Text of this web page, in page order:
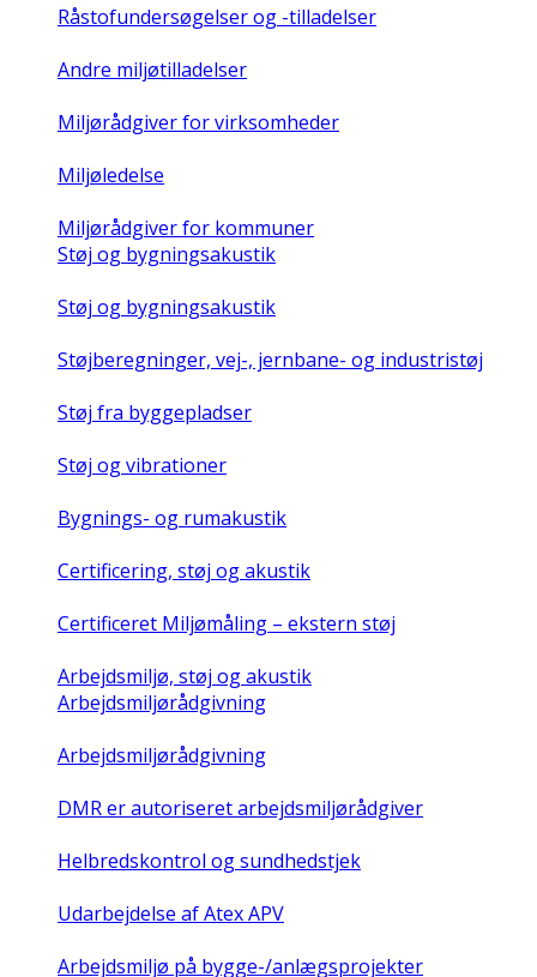
Råstofundersøgelser og -tilladelser
Andre miljøtilladelser
Miljørådgiver for virksomheder
Miljøledelse
Miljørådgiver for kommuner
Støj og bygningsakustik
Støj og bygningsakustik
Støjberegninger, vej-, jernbane- og industristøj
Støj fra byggepladser
Støj og vibrationer
Bygnings- og rumakustik
Certificering, støj og akustik
Certificeret Miljømåling – ekstern støj
Arbejdsmiljø, støj og akustik
Arbejdsmiljørådgivning
Arbejdsmiljørådgivning
DMR er autoriseret arbejdsmiljørådgiver
Helbredskontrol og sundhedstjek
Udarbejdelse af Atex APV
Arbejdsmiljø på bygge-/anlægsprojekter